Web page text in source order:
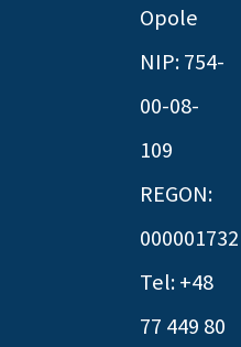
Opole
NIP: 754-
00-08-
109
REGON:
000001732
Tel: +48
77 449 80